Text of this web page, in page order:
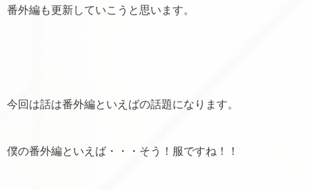
番外編も更新していこうと思います。
今回は話は番外編といえばの話題になります。
僕の番外編といえば・・・そう！服ですね！！